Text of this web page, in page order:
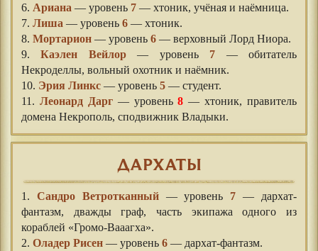
6. Ариана — уровень 7 — хтоник, учёная и наёмница.
7. Лиша — уровень 6 — хтоник.
8. Мортарион — уровень 6 — верховный Лорд Ниора.
9.Каэлен Вейлор— уровень 7 — обитатель
Некроделлы, вольный охотник и наёмник.
10. Эрия Линкс — уровень 5 — студент.
11. Леонард Дарг— уровень8 — хтоник, правитель
домена Некрополь, сподвижник Владыки.
ДАРХАТЫ
1. Сандро Ветротканный— уровень 7 — дархат-
фантазм, дважды граф, часть экипажа одного из
кораблей «Громо-Вааагха».
2. Оладер Рисен — уровень 6 — дархат-фантазм.